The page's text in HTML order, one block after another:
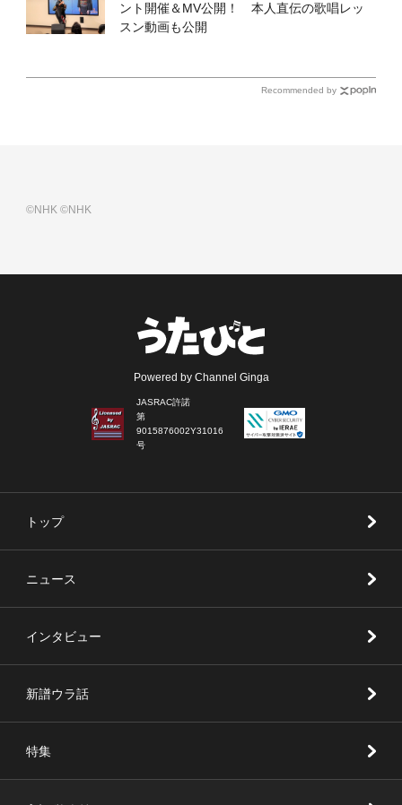
ント開催＆MV公開！ 本人直伝の歌唱レッ
スン動画も公開
Recommended by
©NHK©NHK
Powered by Channel Ginga
JASRAC許諾
第
9015876002Y31016
号
トップ
ニュース
インタビュー
新譜ウラ話
特集